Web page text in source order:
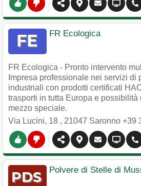
FR Ecologica
FR Ecologica - Pronto intervento
Impresa professionale nei servizi di
industriali con prodotti certificati
trasporti in tutta Europa e
mezzo speciale.
Via Lucini, 18 , 21047 Saronno +39
Polvere di Stelle di